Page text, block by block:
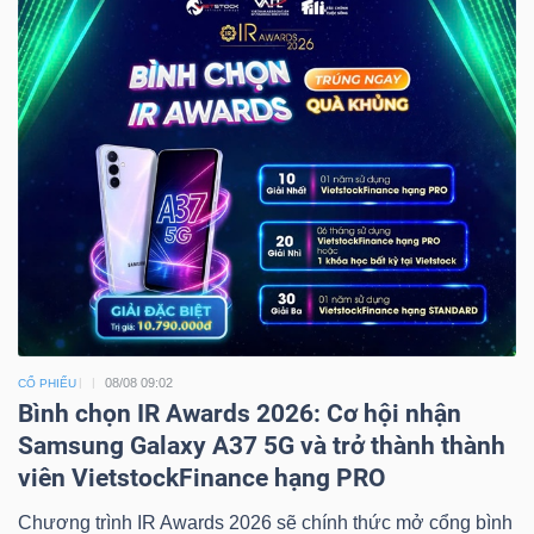
CỔ PHIẾU 08/08 09:02
Bình chọn IR Awards 2026: Cơ hội nhận
Samsung Galaxy A37 5G và trở thành thành
viên VietstockFinance hạng PRO
Chương trình IR Awards 2026 sẽ chính thức mở cổng bình